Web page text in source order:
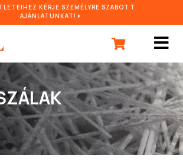
KÉRJE SZEMÉLYRE SZABOTT
AJÁNLATUNKAT!